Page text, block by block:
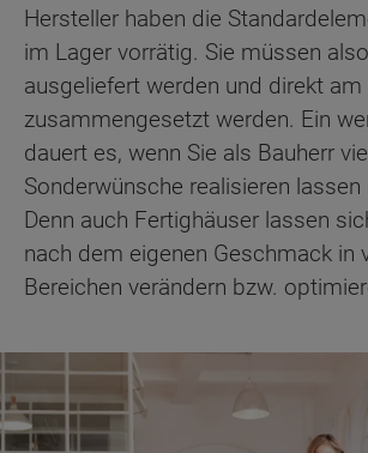
Hersteller haben die
im Lager vorrätig. Sie müssen
ausgeliefert werden und direkt am
zusammengesetzt werden. Ein
dauert es, wenn Sie als Bauherr
Sonderwünsche realisieren
Denn auch Fertighäuser lassen
nach dem eigenen Geschmack in
Bereichen verändern bzw.